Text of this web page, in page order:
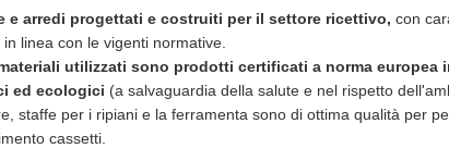
e arredi progettati e costruiti per il settore ricettivo, con
linea con le vigenti normative.
utilizzati sono prodotti certificati a norma europea
ed ecologici (a salvaguardia della salute e nel rispetto
staffe per i ripiani e la ferramenta sono di ottima qualità per
cassetti.